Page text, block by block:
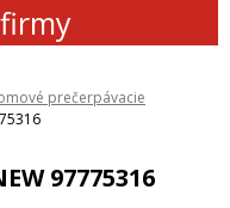
prečerpávacie
97775316